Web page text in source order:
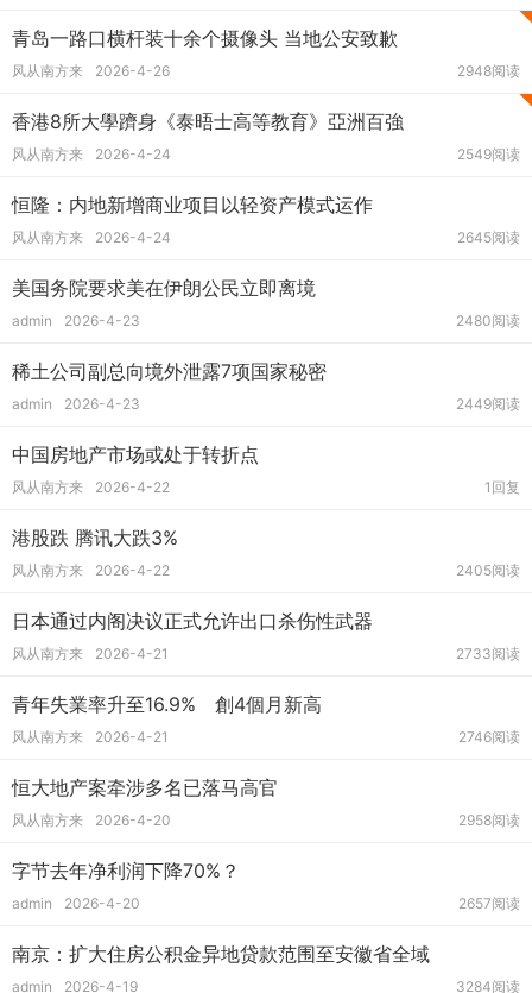
青岛一路口横杆装十余个摄像头 当地公安致歉
风从南方来 2026-4-26 2948阅读
香港8所大學躋身《泰晤士高等教育》亞洲百強
风从南方来 2026-4-24 2549阅读
恒隆：内地新增商业项目以轻资产模式运作
风从南方来 2026-4-24 2645阅读
美国务院要求美在伊朗公民立即离境
admin 2026-4-23 2480阅读
稀土公司副总向境外泄露7项国家秘密
admin 2026-4-23 2449阅读
中国房地产市场或处于转折点
风从南方来 2026-4-22 1回复
港股跌 腾讯大跌3%
风从南方来 2026-4-22 2405阅读
日本通过内阁决议正式允许出口杀伤性武器
风从南方来 2026-4-21 2733阅读
青年失業率升至16.9% 創4個月新高
风从南方来 2026-4-21 2746阅读
恒大地产案牵涉多名已落马高官
风从南方来 2026-4-20 2958阅读
字节去年净利润下降70%？
admin 2026-4-20 2657阅读
南京：扩大住房公积金异地贷款范围至安徽省全域
admin 2026-4-19 3284阅读